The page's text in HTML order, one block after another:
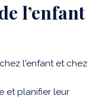
l’enfant
l'enfant et chez
et planifier leur